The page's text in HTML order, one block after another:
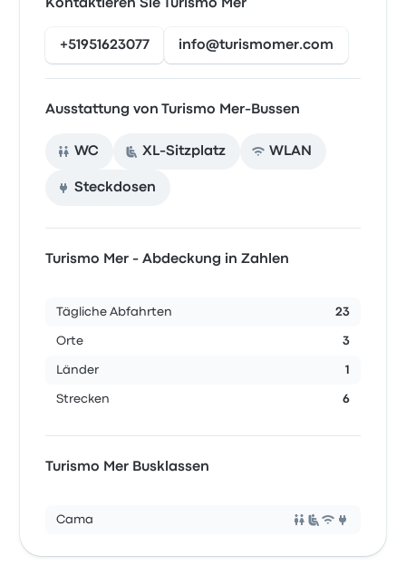
Kontaktieren Sie Turismo Mer
+51951623077 info@turismomer.com
Ausstattung von Turismo Mer-Bussen
WC XL-Sitzplatz WLAN
Steckdosen
Turismo Mer - Abdeckung in Zahlen
Tägliche Abfahrten 23
Orte 3
Länder 1
Strecken 6
Turismo Mer Busklassen
Cama